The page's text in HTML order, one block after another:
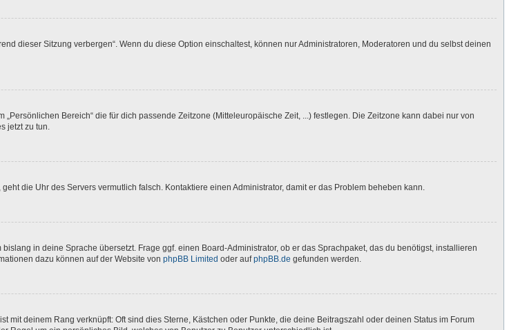
dieser Sitzung verbergen“. Wenn du diese Option einschaltest, können nur Administratoren, Moderatoren und du selbst deinen
Bereich“ die für dich passende Zeitzone (Mitteleuropäische Zeit, ...) festlegen. Die Zeitzone kann dabei nur von
jetzt zu tun.
die Uhr des Servers vermutlich falsch. Kontaktiere einen Administrator, damit er das Problem beheben kann.
in deine Sprache übersetzt. Frage ggf. einen Board-Administrator, ob er das Sprachpaket, das du benötigst, installieren
dazu können auf der Website von phpBB Limited oder aufphpBB.de gefunden werden.
deinem Rang verknüpft: Oft sind dies Sterne, Kästchen oder Punkte, die deine Beitragszahl oder deinen Status im Forum